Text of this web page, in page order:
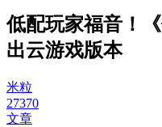
低配玩家福音！
出云游戏版本
米粒
27370
文章